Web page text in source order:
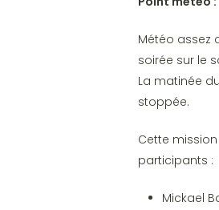
Météo assez
soirée sur le
La matinée
stoppée.
Cette
participants :
Mickael